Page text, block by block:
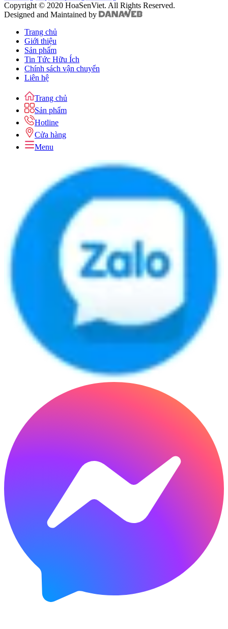
Copyright © 2020 HoaSenViet. All Rights Reserved.
Designed and Maintained by
Trang chủ
Giới thiệu
Sản phẩm
Tin Tức Hữu Ích
Chính sách vận chuyển
Liên hệ
Trang chủ
Sản phẩm
Hotline
Cửa hàng
Menu